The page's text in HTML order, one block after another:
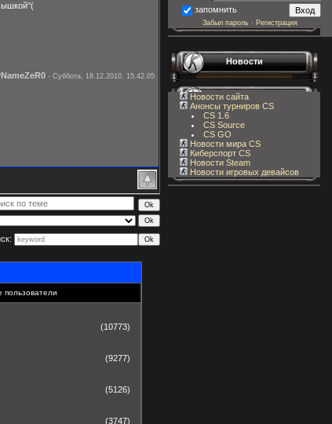
- Суббота, 18.12.2010, 15.42.05
(10773)
(9277)
(5126)
(3747)
запомнить
Забыл пароль · Регистрация
Новости
Новости сайта
Анонсы турниров CS
CS 1.6
CS Source
CS GO
Новости мира CS
Киберспорт CS
Новости Steam
Новости игровых девайсов